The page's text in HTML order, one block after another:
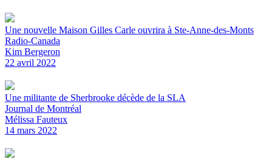
Une nouvelle Maison Gilles Carle ouvrira à Ste-Anne-des-Monts
Radio-Canada
Kim Bergeron
22 avril 2022
Une militante de Sherbrooke décède de la SLA
Journal de Montréal
Mélissa Fauteux
14 mars 2022